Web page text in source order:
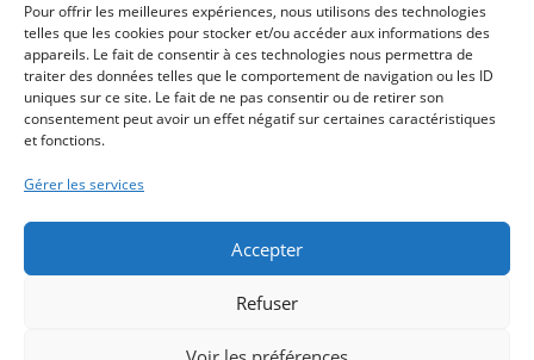
Pour offrir les meilleures expériences, nous utilisons des technologies
telles que les cookies pour stocker et/ou accéder aux informations des
appareils. Le fait de consentir à ces technologies nous permettra de
traiter des données telles que le comportement de navigation ou les ID
uniques sur ce site. Le fait de ne pas consentir ou de retirer son
consentement peut avoir un effet négatif sur certaines caractéristiques
et fonctions.
Gérer les services
Accepter
Refuser
Conditions générales
Politique de confidentialité
Politique de cookies (UE)
Mentions légales
un avis médical ou à l'expertise d'un professionnel. Il est
donc recommandé aux visiteurs de faire preuve de
prudence lorsqu'ils prennent des décisions importantes
pouvant affecter leur santé ou leur bien-être et de ne pas
se fier uniquement aux conseils astrologiques pour